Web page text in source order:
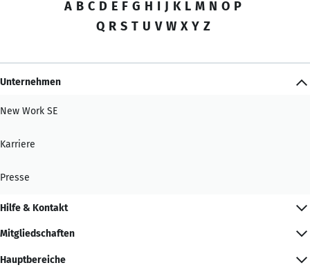
A B C D E F G H I J K L M N O P
Q R S T U V W X Y Z
Unternehmen
New Work SE
Karriere
Presse
Hilfe & Kontakt
Mitgliedschaften
Hauptbereiche